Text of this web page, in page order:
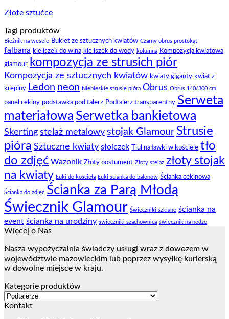
Złote sztućce
Tagi produktów
Bieżnik na wesele Bukiet ze sztucznych kwiatów Czarny obrus prostokąt
falbana kieliszek do wina kieliszek do wody kolumna Kompozycja kwiatowa
glamour kompozycja ze strusich piór
Kompozycja ze sztucznych kwiatów kwiaty giganty kwiat z
krepiny Ledon neon Niebieskie strusie pióra Obrus Obrus 140/300 cm
panel cekiny podstawka pod talerz Podtalerz transparentny Serweta
materiałowa Serwetka bankietowa
Skerting stelaż metalowy stojak Glamour Strusie
pióra Sztuczne kwiaty słoiczek Tiul na ławki w kościele tło
do zdjęć Wazonik Złoty postument Złoty stelaż złoty stojak
na kwiaty Łuki do kościoła Łuki ścianka do balonów Ścianka cekinowa
Ścianka do zdjęć Ścianka za Parą Młodą
Świecznik Glamour Świeczniki szklane ścianka na
event ścianka na urodziny świeczniki szachownica świecznik na nodze
Więcej o Nas
Nasza wypożyczalnia świadczy usługi wraz z dowozem w
województwie mazowieckim lub poprzez wysyłkę kurierską
w dowolne miejsce w kraju.
Kategorie produktów
Kontakt